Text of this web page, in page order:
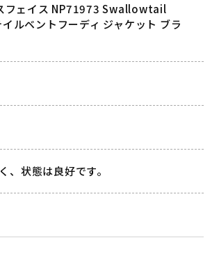
フェイス NP71973 Swallowtail
ルベントフーディ ジャケット ブラ
、状態は良好です。